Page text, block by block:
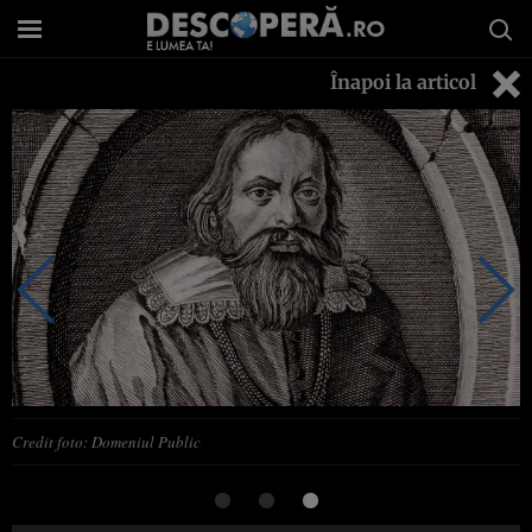
Înapoi la articol
Credit foto: Domeniul Public